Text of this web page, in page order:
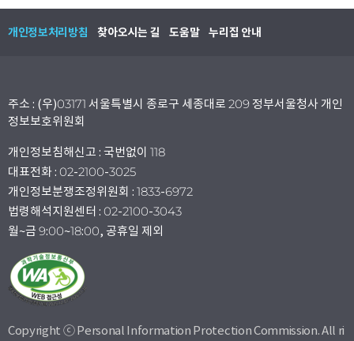
개인정보처리방침 찾아오시는 길 도움말 누리집 안내
주소 : (우)03171 서울특별시 종로구 세종대로 209 정부서울청사 개인
정보보호위원회
개인정보침해신고 : 국번없이 118
대표전화 : 02-2100-3025
개인정보분쟁조정위원회 : 1833-6972
법령해석지원센터 : 02-2100-3043
월~금 9:00~18:00, 공휴일 제외
Copyright ⓒ Personal Information Protection Commission. All ri